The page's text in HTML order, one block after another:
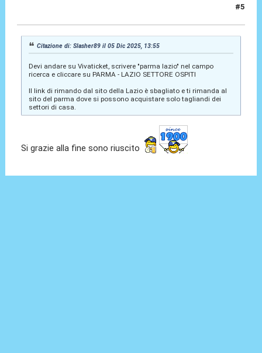
#5
Citazione di: Slasher89 il 05 Dic 2025, 13:55
Devi andare su Vivaticket, scrivere "parma lazio" nel campo
ricerca e cliccare su PARMA - LAZIO SETTORE OSPITI
Il link di rimando dal sito della Lazio è sbagliato e ti rimanda al
sito del parma dove si possono acquistare solo tagliandi dei
settori di casa.
Si grazie alla fine sono riuscito